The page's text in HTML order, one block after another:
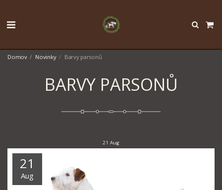
Domov Novinky Barvy parsonů
BARVY PARSONŮ
21 Aug
21
Aug